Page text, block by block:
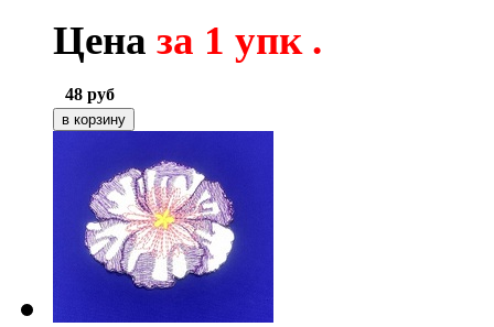
Цена за 1 упк .
48 руб